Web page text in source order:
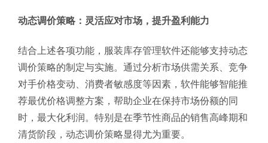
动态调价策略：灵活应对市场，提升盈利能力
结合上述各项功能，服装库存管理软件还能够支持动态
调价策略的制定与实施。通过分析市场供需关系、竞争
对手价格变动、消费者敏感度等因素，软件能够智能推
荐最优价格调整方案，帮助企业在保持市场份额的同
时，最大化利润。特别是在季节性商品的销售高峰期和
清货阶段，动态调价策略显得尤为重要。